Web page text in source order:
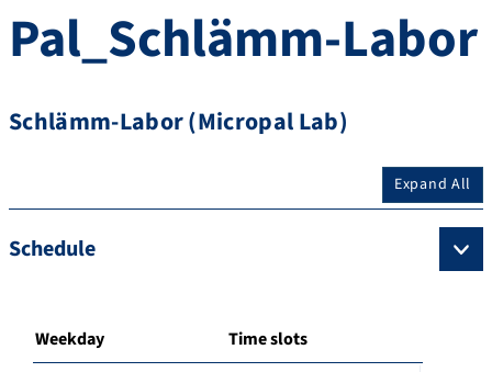
Pal_Schlämm-Labor
Schlämm-Labor (Micropal Lab)
Expand All
Schedule
Weekday Time slots